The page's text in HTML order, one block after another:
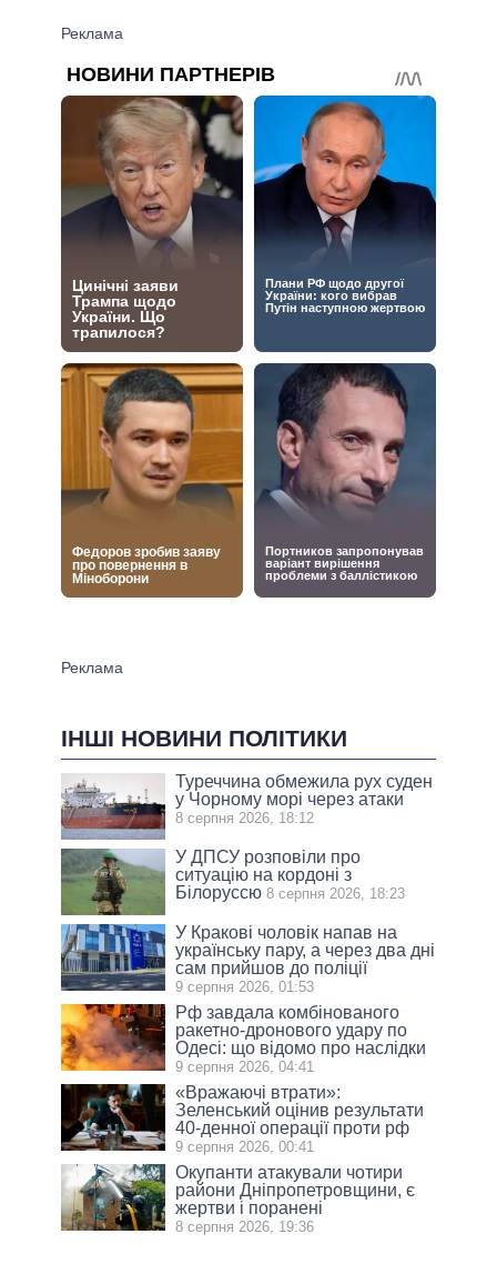
ІНШІ НОВИНИ ПОЛІТИКИ
Туреччина обмежила рух суден
у Чорному морі через атаки
8 серпня 2026, 18:12
У ДПСУ розповіли про
ситуацію на кордоні з
Білоруссю 8 серпня 2026, 18:23
У Кракові чоловік напав на
українську пару, а через два дні
сам прийшов до поліції
9 серпня 2026, 01:53
Рф завдала комбінованого
ракетно-дронового удару по
Одесі: що відомо про наслідки
9 серпня 2026, 04:41
«Вражаючі втрати»:
Зеленський оцінив результати
40-денної операції проти рф
9 серпня 2026, 00:41
Окупанти атакували чотири
райони Дніпропетровщини, є
жертви і поранені
8 серпня 2026, 19:36